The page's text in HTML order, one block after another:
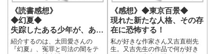
《読書感想》
◆幻夏◆
失踪したある少年が、ある
事件と結びつく
紹介するのは、太田愛さんの
『幻夏』、冤罪と司法の闇をテ
《感想》◆東京百景◆
現れた新たな人格、その存
在に恐怖する！
私が好きな作家さん又吉直樹先
生。又吉先生の作品で何が好き